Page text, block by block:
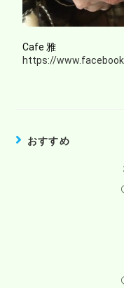
Cafe 雅
https://
おすすめ